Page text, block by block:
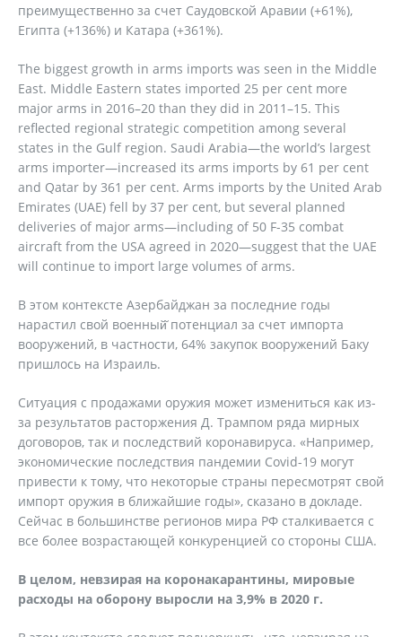
преимущественно за счет Саудовской Аравии (+61%),
Египта (+136%) и Катара (+361%).
The biggest growth in arms imports was seen in the Middle
East. Middle Eastern states imported 25 per cent more
major arms in 2016–20 than they did in 2011–15. This
reflected regional strategic competition among several
states in the Gulf region. Saudi Arabia—the world’s largest
arms importer—increased its arms imports by 61 per cent
and Qatar by 361 per cent. Arms imports by the United Arab
Emirates (UAE) fell by 37 per cent, but several planned
deliveries of major arms—including of 50 F-35 combat
aircraft from the USA agreed in 2020—suggest that the UAE
will continue to import large volumes of arms.
В этом контексте Азербайджан за последние годы
нарастил свой военный̆ потенциал за счет импорта
вооружений, в частности, 64% закупок вооружений Баку
пришлось на Израиль.
Ситуация с продажами оружия может измениться как из-
за результатов расторжения Д. Трампом ряда мирных
договоров, так и последствий коронавируса. «Например,
экономические последствия пандемии Covid-19 могут
привести к тому, что некоторые страны пересмотрят свой
импорт оружия в ближайшие годы», сказано в докладе.
Сейчас в большинстве регионов мира РФ сталкивается с
все более возрастающей конкуренцией со стороны США.
В целом, невзирая на коронакарантины, мировые
расходы на оборону выросли на 3,9% в 2020 г.